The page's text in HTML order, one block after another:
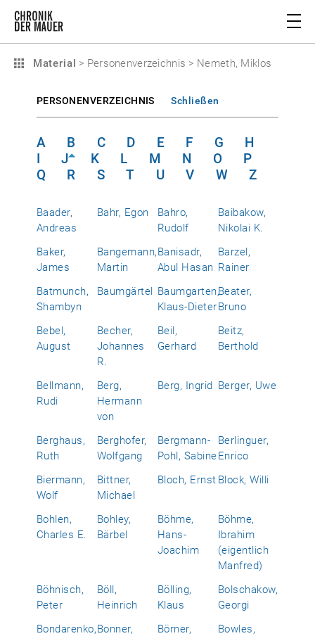
Material > Personenverzeichnis > Nemeth, Miklos
PERSONENVERZEICHNIS Schließen
A B C D E F G
H
I
J K L M N O
P
Q
R S T U V W Z
Baader,
Andreas
Bahr, Egon
Bahro,
Rudolf
Baibakow,
Nikolai K.
Baker,
James
Bangemann,
Martin
Banisadr,
Abul Hasan
Barzel,
Rainer
Batmunch,
Shambyn
Baumgärtel Baumgarten,
Klaus-Dieter
Beater,
Bruno
Bebel,
August
Becher,
Johannes
R.
Beil,
Gerhard
Beitz,
Berthold
Bellmann,
Rudi
Berg,
Hermann
von
Berg, Ingrid Berger, Uwe
Berghaus,
Ruth
Berghofer,
Wolfgang
Bergmann-
Pohl, Sabine
Berlinguer,
Enrico
Biermann,
Wolf
Bittner,
Michael
Bloch, Ernst Block, Willi
Bohlen,
Charles E.
Bohley,
Bärbel
Böhme,
Hans-
Joachim
Böhme,
Ibrahim
(eigentlich
Manfred)
Böhnisch,
Peter
Böll,
Heinrich
Bölling,
Klaus
Bolschakow,
Georgi
Bondarenko,Bonner,
Börner,
Bowles,